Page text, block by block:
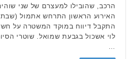
הרכב, שהובילו למעצרם של שני
האירוע הראשון התרחש אתמול
התקבל דיווח במוקד המשטרה על
לוי אשכול בגבעת שמואל. שוטרי